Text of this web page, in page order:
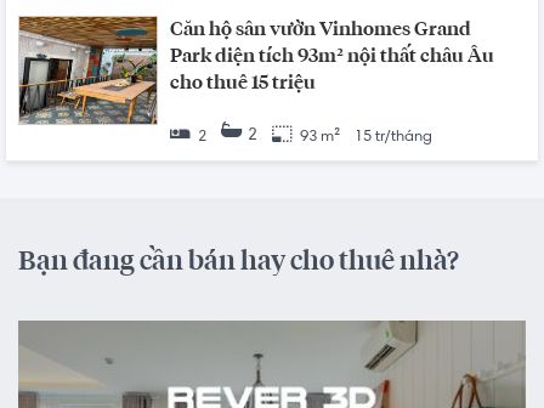
Căn hộ sân vườn Vinhomes Grand
Park diện tích 93m² nội thất châu Âu
cho thuê 15 triệu
2 2 93 m² 15 tr/tháng
Bạn đang cần bán hay cho thuê nhà?